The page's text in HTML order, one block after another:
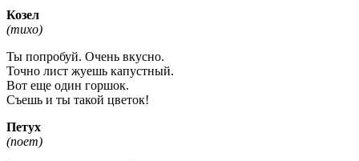
Козел
(тихо)
Ты попробуй. Очень вкусно.
Точно лист жуешь капустный.
Вот еще один горшок.
Съешь и ты такой цветок!
Петух
(поет)